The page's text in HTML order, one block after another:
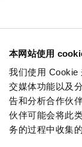
本网站使用
我们使用 Cookie
交媒体功能以及
告和分析合作伙
伙伴可能会将此
务的过程中收集
星期一
星期二
星期三
星期四
星期五
星期六